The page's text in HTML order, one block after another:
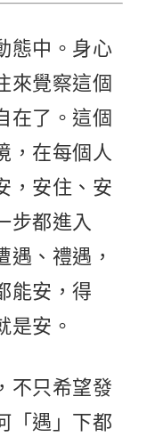
態中。身心
來覺察這個
在了。這個
，在每個人
，安住、安
步都進入
遇、禮遇，
能安，得
是安。
不只希望發
「遇」下都